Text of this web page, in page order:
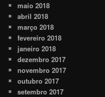
maio 2018
abril 2018
março 2018
fevereiro 2018
janeiro 2018
dezembro 2017
novembro 2017
outubro 2017
setembro 2017